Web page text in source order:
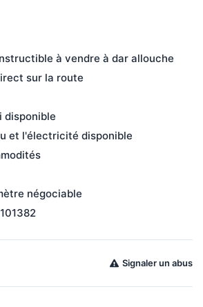
à vendre à dar allouche
sur la route
disponible
et l'électricité disponible
négociable
Signaler un abus